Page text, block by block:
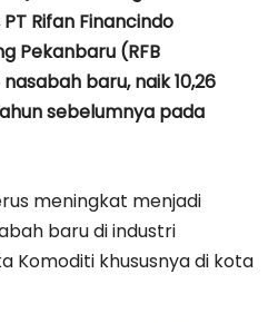
Rifan Financindo
Pekanbaru (RFB
baru, naik 10,26
sebelumnya pada
meningkat menjadi
baru di industri
Komoditi khususnya di kota